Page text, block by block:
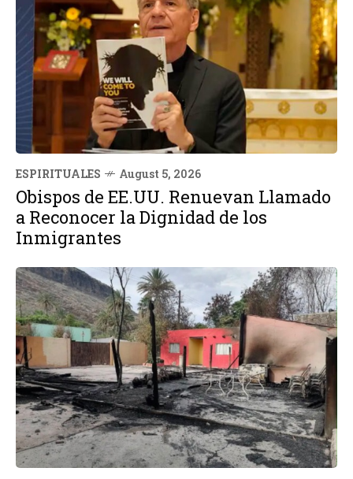
ESPIRITUALES August 5, 2026
Obispos de EE.UU. Renuevan Llamado
a Reconocer la Dignidad de los
Inmigrantes